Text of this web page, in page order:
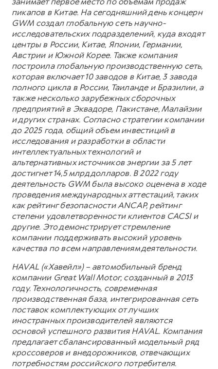
пикапов в Китае. На сегодняшний день концерн
GWM создал глобальную сеть научно-
исследовательских подразделений, куда входят
центры в России, Китае, Японии, Германии,
Австрии и Южной Корее. Также компания
построила глобальную производственную сеть,
которая включает 10 заводов в Китае, 3 завода
полного цикла в России, Таиланде и Бразилии, а
также несколько зарубежных сборочных
предприятий в Эквадоре, Пакистане, Малайзии
и других странах. Согласно стратегии компании
до 2025 года, общий объем инвестиций в
исследования и разработки в области
интеллектуальных технологий и
альтернативных источников энергии за 5 лет
достигнет 14,5 млрд долларов. В 2022 году
деятельность GWM была высоко оценена в ходе
проведения международных аттестаций, таких
как рейтинг безопасности ANCAP, рейтинг
степени удовлетворенности клиентов CACSI и
другие. Это демонстрирует стремление
компании поддерживать высокий уровень
качества по всем направлениям деятельности.
HAVAL («Хавейл») – автомобильный бренд
компании Great Wall Motor, созданный в 2013
году. Технологичность, современная
производственная база, интегрированная сеть
поставок комплектующих от лучших
иностранных производителей являются
основой успешного развития HAVAL. Компания
предлагает сбалансированный модельный ряд
кроссоверов и внедорожников, отвечающих
потребностям российского потребителя.